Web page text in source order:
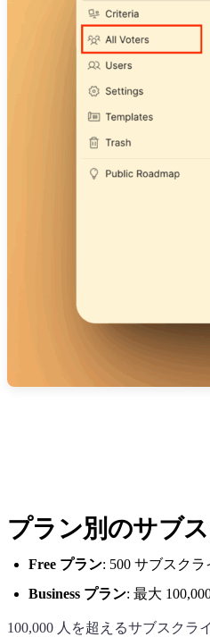
プラン別のサブ
Free プラン: 500 サブスク
Business プラン: 最大
100,000 人を超えるサブスクラ